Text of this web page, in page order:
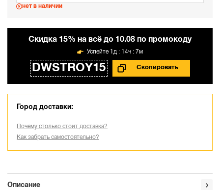
нет в наличии
Cкидка 15% на всё до 10.08 по промокоду
DWSTROY15
1д : 14ч : 7м
Город доставки:
Почему столько стоит доставка?
Как забрать самостоятельно?
Описание